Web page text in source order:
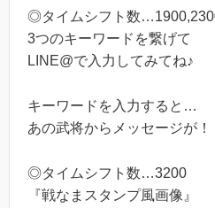
◎タイムシフト数
3つのキーワードを繋げて
LINE@で入力してみてね♪
キーワードを入力すると…
あの武将からメッセージが！
◎タイムシフト数…3200
『戦なまスタンプ風画像』